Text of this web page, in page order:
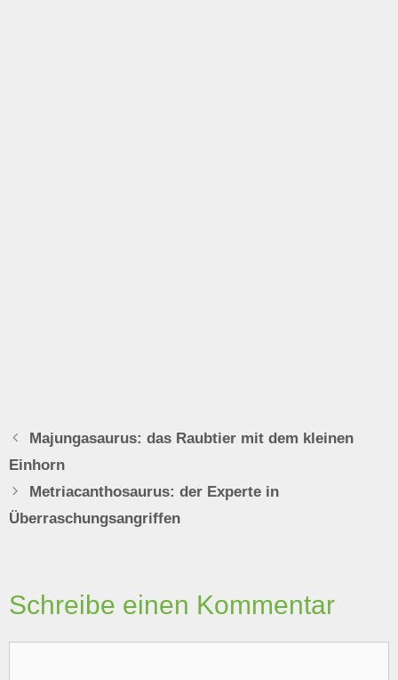
Majungasaurus: das Raubtier mit dem kleinen
Einhorn
Metriacanthosaurus: der Experte in
Überraschungsangriffen
Schreibe einen Kommentar